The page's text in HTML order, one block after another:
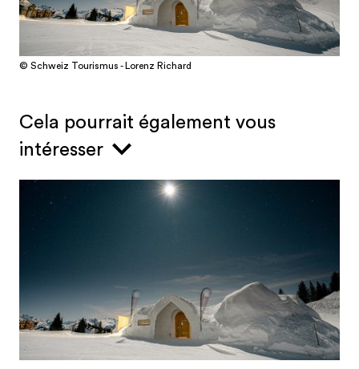
© Schweiz Tourismus - Lorenz Richard
Cela pourrait également vous
intéresser